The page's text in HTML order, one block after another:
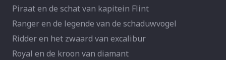
Piraat en de schat van kapitein Flint
Ranger en de legende van de schaduwvogel
Ridder en het zwaard van excalibur
Royal en de kroon van diamant